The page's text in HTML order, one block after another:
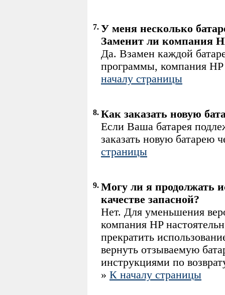
7. У меня несколько
Заменит ли компания
Да. Взамен каждой
программы, компания
началу страницы
8. Как заказать новую
Если Ваша батарея
заказать новую батарею
страницы
9. Могу ли я продолжать
качестве запасной?
Нет. Для уменьшения
компания HP
прекратить
вернуть отзываемую
инструкциями по
» К началу страницы